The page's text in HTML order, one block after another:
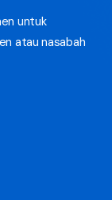
untuk
atau nasabah